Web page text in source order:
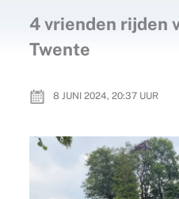
4 vrienden rijden
Twente
8 JUNI 2024, 20:37UUR